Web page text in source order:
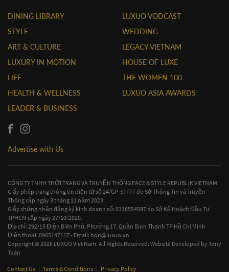
DINING LIBRARY
STYLE
ART & CULTURE
LUXURY IN MOTION
LIFE
HEALTH & WELLNESS
LEADER & BUSINESS
LUXUO VODCAST
WEDDING
LEGACY VIETNAM
HOUSE OF LUXE
THE WOMEN 100
LUXUO ASIA AWARDS
Advertise with Us
CÔNG TY TNHH THỜI TRANG VÀ TRUYỀN THÔNG FACE & STYLE REPUBLIK VIETNAM
Giấy phép trang thông tin điện tử số 24/GP-STTTT do Sở Thông Tin và Truyền
Thông cấp ngày 3 tháng 11 năm 2023.
Giấy chứng nhận đăng ký kinh doanh số: 0316554597 do Sở Kế Hoạch Đầu Tư
TPHCM cấp ngày 27/10/2020.
Địa chỉ: 292/15 Điện Biên Phủ, Phường 17, Quận Bình Thạnh TP Hồ Chí Minh
Điện thoại: 0965147117 - Email: hon@luxuo.vn
Copyright © 2026 LUXUO Viet Nam. All Rights Reserved. Website Developed byTony
Toàn
Contact Us | Terms & Conditions | Privacy Policy